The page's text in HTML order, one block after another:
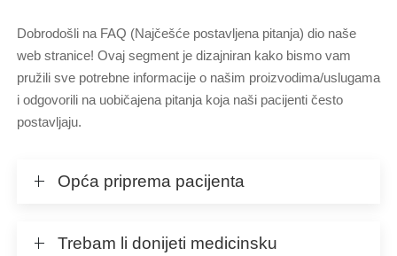
Dobrodošli na FAQ (Najčešće postavljena pitanja) dio naše
web stranice! Ovaj segment je dizajniran kako bismo vam
pružili sve potrebne informacije o našim proizvodima/uslugama
i odgovorili na uobičajena pitanja koja naši pacijenti često
postavljaju.
Opća priprema pacijenta
Trebam li donijeti medicinsku